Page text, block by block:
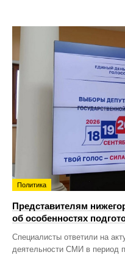
Политика
Представителям
об особенностях
Специалисты ответили на
деятельности СМИ в период